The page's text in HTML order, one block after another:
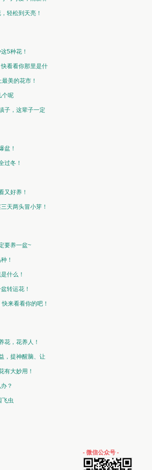
轻松到天亮！
5种花！
看看你那里是什
美的花市！
个呢
子，这辈子一定
盆！
过冬！
又好养！
天两头冒小芽！
要养一盆~
！
什么！
转运花！
来看看你的吧！
花，花养人！
，提神醒脑、让
有大妙用！
？
飞虫
- 微信公众号 -